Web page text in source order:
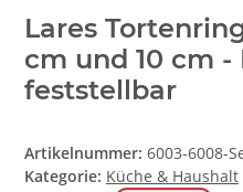
Lares
cm und 10 cm
feststellbar
Artikelnummer: 6003-6008-
Kategorie: Küche & Haushalt